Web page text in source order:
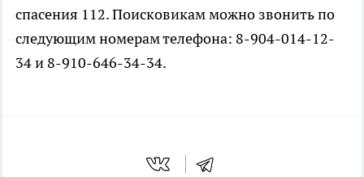
спасения 112. Поисковикам можно звонить по
следующим номерам телефона: 8-904-014-12-
34 и 8-910-646-34-34.